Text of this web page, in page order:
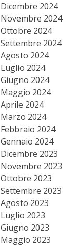
Dicembre 2024
Novembre 2024
Ottobre 2024
Settembre 2024
Agosto 2024
Luglio 2024
Giugno 2024
Maggio 2024
Aprile 2024
Marzo 2024
Febbraio 2024
Gennaio 2024
Dicembre 2023
Novembre 2023
Ottobre 2023
Settembre 2023
Agosto 2023
Luglio 2023
Giugno 2023
Maggio 2023